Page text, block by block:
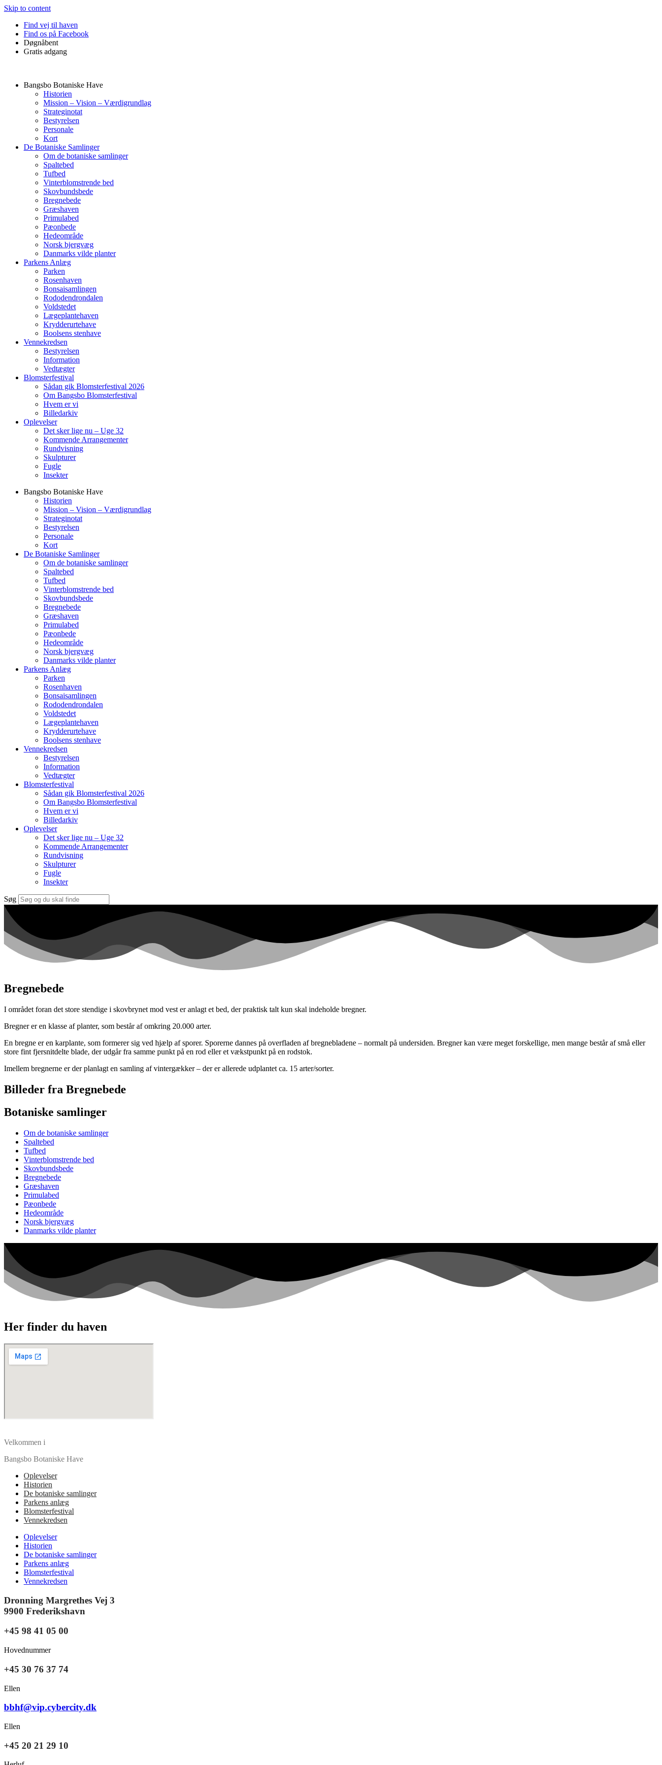
Skip to content
Find vej til haven
Find os på Facebook
Døgnåbent
Gratis adgang
Bangsbo Botaniske Have
Historien
Mission – Vision – Værdigrundlag
Strateginotat
Bestyrelsen
Personale
Kort
De Botaniske Samlinger
Om de botaniske samlinger
Spaltebed
Tufbed
Vinterblomstrende bed
Skovbundsbede
Bregnebede
Græshaven
Primulabed
Pæonbede
Hedeområde
Norsk bjergvæg
Danmarks vilde planter
Parkens Anlæg
Parken
Rosenhaven
Bonsaisamlingen
Rododendrondalen
Voldstedet
Lægeplantehaven
Krydderurtehave
Boolsens stenhave
Vennekredsen
Bestyrelsen
Information
Vedtægter
Blomsterfestival
Sådan gik Blomsterfestival 2026
Om Bangsbo Blomsterfestival
Hvem er vi
Billedarkiv
Oplevelser
Det sker lige nu – Uge 32
Kommende Arrangementer
Rundvisning
Skulpturer
Fugle
Insekter
Bangsbo Botaniske Have
Historien
Mission – Vision – Værdigrundlag
Strateginotat
Bestyrelsen
Personale
Kort
De Botaniske Samlinger
Om de botaniske samlinger
Spaltebed
Tufbed
Vinterblomstrende bed
Skovbundsbede
Bregnebede
Græshaven
Primulabed
Pæonbede
Hedeområde
Norsk bjergvæg
Danmarks vilde planter
Parkens Anlæg
Parken
Rosenhaven
Bonsaisamlingen
Rododendrondalen
Voldstedet
Lægeplantehaven
Krydderurtehave
Boolsens stenhave
Vennekredsen
Bestyrelsen
Information
Vedtægter
Blomsterfestival
Sådan gik Blomsterfestival 2026
Om Bangsbo Blomsterfestival
Hvem er vi
Billedarkiv
Oplevelser
Det sker lige nu – Uge 32
Kommende Arrangementer
Rundvisning
Skulpturer
Fugle
Insekter
Søg
Bregnebede
I området foran det store stendige i skovbrynet mod vest er anlagt et bed, der praktisk talt kun skal indeholde bregner.
Bregner er en klasse af planter, som består af omkring 20.000 arter.
En bregne er en karplante, som formerer sig ved hjælp af sporer. Sporerne dannes på overfladen af bregnebladene – normalt på undersiden. Bregner kan være meget forskellige, men mange består af små eller
store fint fjersnitdelte blade, der udgår fra samme punkt på en rod eller et vækstpunkt på en rodstok.
Imellem bregnerne er der planlagt en samling af vintergækker – der er allerede udplantet ca. 15 arter/sorter.
Billeder fra Bregnebede
Botaniske samlinger
Om de botaniske samlinger
Spaltebed
Tufbed
Vinterblomstrende bed
Skovbundsbede
Bregnebede
Græshaven
Primulabed
Pæonbede
Hedeområde
Norsk bjergvæg
Danmarks vilde planter
Her finder du haven
Velkommen i
Bangsbo Botaniske Have
Oplevelser
Historien
De botaniske samlinger
Parkens anlæg
Blomsterfestival
Vennekredsen
Oplevelser
Historien
De botaniske samlinger
Parkens anlæg
Blomsterfestival
Vennekredsen
Dronning Margrethes Vej 3
9900 Frederikshavn
+45 98 41 05 00
Hovednummer
+45 30 76 37 74
Ellen
bbhf@vip.cybercity.dk
Ellen
+45 20 21 29 10